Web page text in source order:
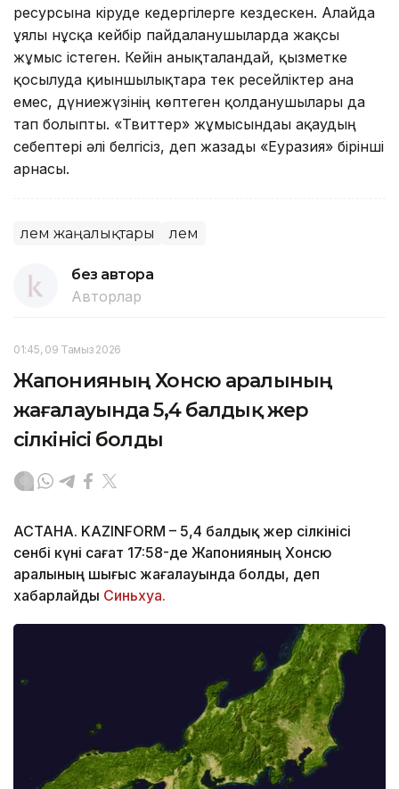
ресурсына кіруде кедергілерге кездескен. Алайда
ұялы нұсқа кейбір пайдаланушыларда жақсы
жұмыс істеген. Кейін анықталғандай, қызметке
қосылуда қиыншылықтарға тек ресейліктер ғана
емес, дүниежүзінің көптеген қолданушылары да
тап болыпты. «Твиттер» жұмысындағы ақаудың
себептері әлі белгісіз, деп жазады «Еуразия» бірінші
арнасы.
Әлем жаңалықтары Әлем
без автора
Авторлар
01:45, 09 Тамыз 2026
Жапонияның Хонсю аралының
жағалауында 5,4 балдық жер
сілкінісі болды
АСТАНА. KAZINFORM – 5,4 балдық жер сілкінісі
сенбі күні сағат 17:58-де Жапонияның Хонсю
аралының шығыс жағалауында болды, деп
хабарлайды Синьхуа.